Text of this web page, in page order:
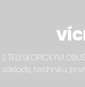
TELESKOPICKÝM
techniku,